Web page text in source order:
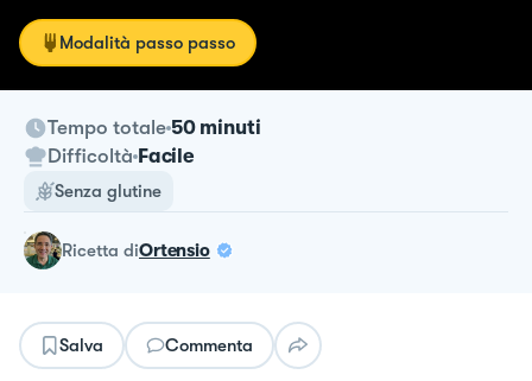
Modalità passo passo
Tempo totale 50 minuti
Difficoltà Facile
Senza glutine
ricetta diOrtensio
Salva Commenta